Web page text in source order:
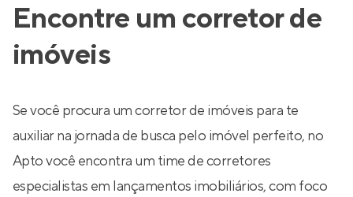
Encontre um corretor de
imóveis
Se você procura um corretor de imóveis para te
auxiliar na jornada de busca pelo imóvel perfeito, no
Apto você encontra um time de corretores
especialistas em lançamentos imobiliários, com foco